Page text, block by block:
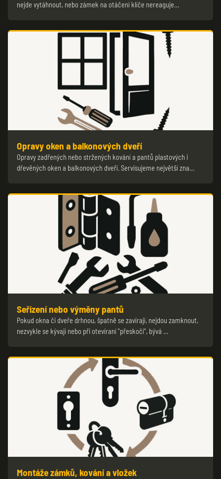
nejde vytáhnout, nebo zámek na otáčení klíče nereaguje…
Opravy oken a balkonových dveří
Opravy zadřených nebo stržených kování a pantů plastových i
dřevěných oken a balkonových dveří. Servisujeme největší zna…
Seřízení nebo výměny pantů
Pokud okna či dveře drhnou, špatně se zavírají, nejdou zamknout,
nezvykle se kývají nebo při otevíraní "přeskočí", bývá …
Montáže zámků, kování a vložek